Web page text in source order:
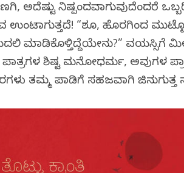
ಅದೆಷ್ಟು ನಿಷ್ಪಂದವಾಗುವುದೆಂದರೆ
ಉಂಟಾಗುತ್ತದೆ! “ವಿಶೂ, ಹೊರಗಿಂದ
ಮಾಡಿಕೊಳ್ತಿದ್ದೆಯೇನು?” ವಯಸ್ಸಿಗೆ
ಪಾತ್ರಗಳ ವಿಶಿಷ್ಟ ಮನೋಧರ್ಮ, ಅವುಗಳ
ತಮ್ಮ ಪಾಡಿಗೆ ಸಹಜವಾಗಿ ಜಿನುಗುತ್ತ